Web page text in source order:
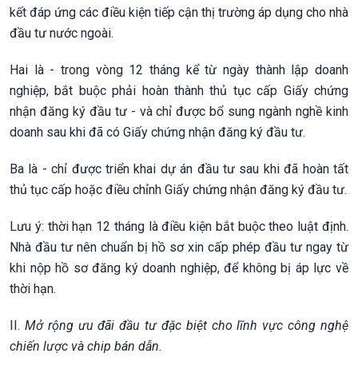
kết đáp ứng các điều kiện tiếp cận thị trường áp dụng cho nhà
đầu tư nước ngoài.
Hai là - trong vòng 12 tháng kể từ ngày thành lập doanh
nghiệp, bắt buộc phải hoàn thành thủ tục cấp Giấy chứng
nhận đăng ký đầu tư - và chỉ được bổ sung ngành nghề kinh
doanh sau khi đã có Giấy chứng nhận đăng ký đầu tư.
Ba là - chỉ được triển khai dự án đầu tư sau khi đã hoàn tất
thủ tục cấp hoặc điều chỉnh Giấy chứng nhận đăng ký đầu tư.
Lưu ý: thời hạn 12 tháng là điều kiện bắt buộc theo luật định.
Nhà đầu tư nên chuẩn bị hồ sơ xin cấp phép đầu tư ngay từ
khi nộp hồ sơ đăng ký doanh nghiệp, để không bị áp lực về
thời hạn.
II. Mở rộng ưu đãi đầu tư đặc biệt cho lĩnh vực công nghệ
chiến lược và chip bán dẫn.